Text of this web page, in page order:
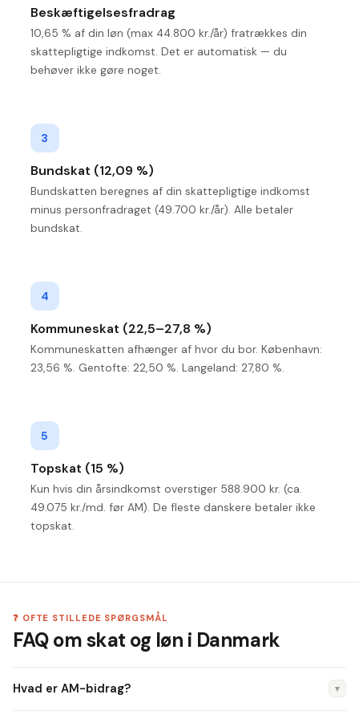
Beskæftigelsesfradrag
10,65 % af din løn (max 44.800 kr./år) fratrækkes din
skattepligtige indkomst. Det er automatisk — du
behøver ikke gøre noget.
3
Bundskat (12,09 %)
Bundskatten beregnes af din skattepligtige indkomst
minus personfradraget (49.700 kr./år). Alle betaler
bundskat.
4
Kommuneskat (22,5–27,8 %)
Kommuneskatten afhænger af hvor du bor. København:
23,56 %. Gentofte: 22,50 %. Langeland: 27,80 %.
5
Topskat (15 %)
Kun hvis din årsindkomst overstiger 588.900 kr. (ca.
49.075 kr./md. før AM). De fleste danskere betaler ikke
topskat.
❓ OFTE STILLEDE SPØRGSMÅL
FAQ om skat og løn i Danmark
Hvad er AM-bidrag? ▼